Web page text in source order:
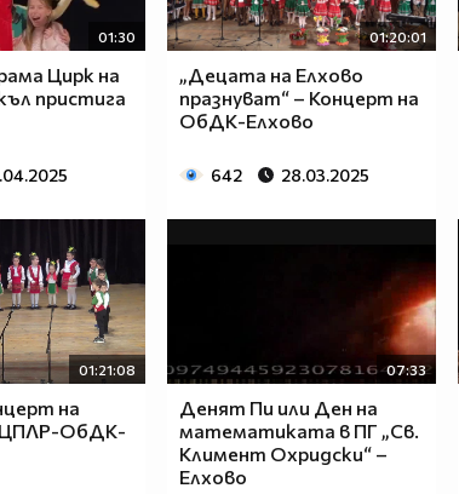
01:30
Цирк на
пристига
01:20:01
„Децата на Елхово
празнуват“ – Концерт на
ОбДК-Елхово
642 28.03.2025
01:21:08
на
ОбДК-
07:33
Денят Пи или Ден на
математиката в ПГ „Св.
Климент Охридски“ –
Елхово